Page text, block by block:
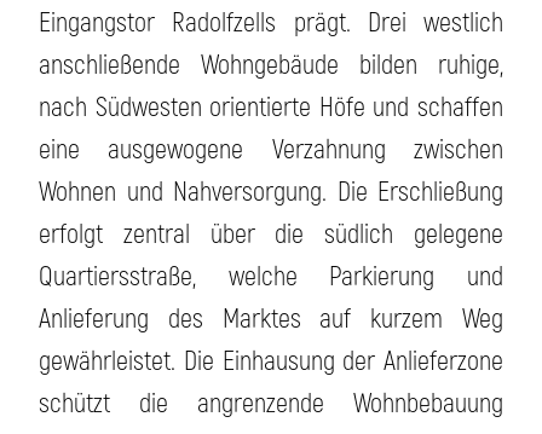
Eingangstor Radolfzells prägt. Drei westlich
anschließende Wohngebäude bilden ruhige,
nach Südwesten orientierte Höfe und schaffen
eine ausgewogene Verzahnung zwischen
Wohnen und Nahversorgung. Die Erschließung
erfolgt zentral über die südlich gelegene
Quartiersstraße, welche Parkierung und
Anlieferung des Marktes auf kurzem Weg
gewährleistet. Die Einhausung der Anlieferzone
schützt die angrenzende Wohnbebauung